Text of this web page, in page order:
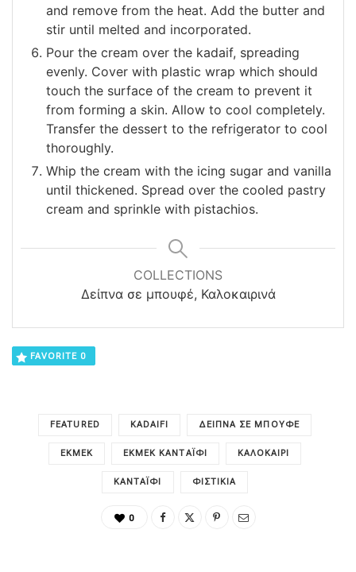
and remove from the heat. Add the butter and
stir until melted and incorporated.
Pour the cream over the kadaif, spreading
evenly. Cover with plastic wrap which should
touch the surface of the cream to prevent it
from forming a skin. Allow to cool completely.
Transfer the dessert to the refrigerator to cool
thoroughly.
Whip the cream with the icing sugar and vanilla
until thickened. Spread over the cooled pastry
cream and sprinkle with pistachios.
COLLECTIONS
Δείπνα σε μπουφέ, Καλοκαιρινά
FAVORITE 0
FEATURED KADAIFI ΔΕΊΠΝΑ ΣΕ ΜΠΟΥΦΈ
ΕΚΜΈΚ ΕΚΜΈΚ ΚΑΝΤΑΪ́ΦΙ ΚΑΛΟΚΑΊΡΙ
ΚΑΝΤΑΪ́ΦΙ ΦΙΣΤΊΚΙΑ
0